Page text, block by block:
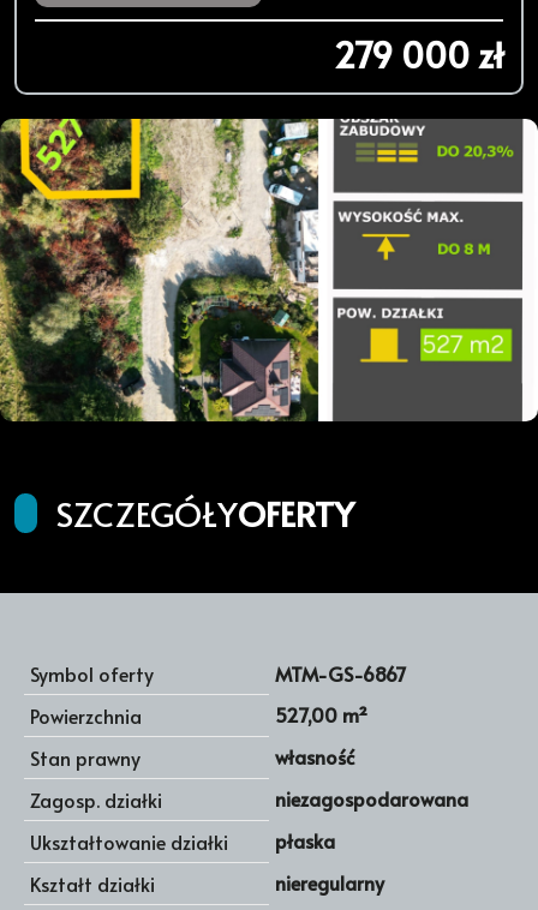
279 000 zł
SZCZEGÓŁYOFERTY
Symbol oferty
MTM-GS-6867
Powierzchnia
527,00 m²
Stan prawny
własność
Zagosp. działki
niezagospodarowana
Ukształtowanie działki
płaska
Kształt działki
nieregularny